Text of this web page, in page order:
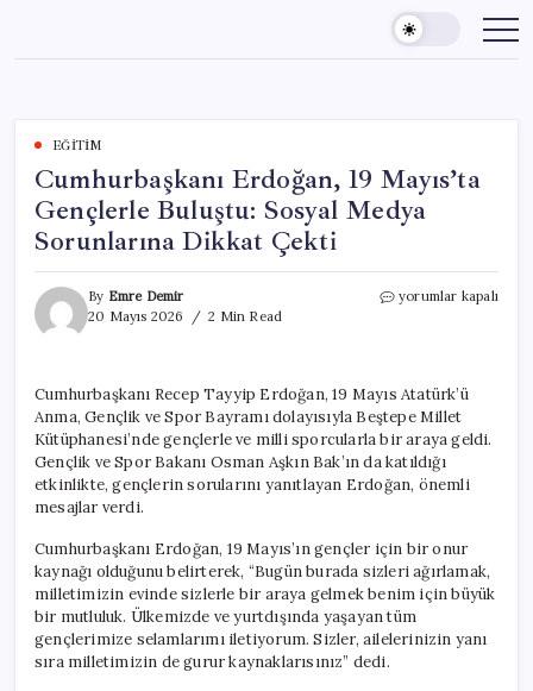
content
EĞITIM
Cumhurbaşkanı Erdoğan, 19 Mayıs’ta
Gençlerle Buluştu: Sosyal Medya
Sorunlarına Dikkat Çekti
By Emre Demir
20 Mayıs 2026
2 Min Read
Cumhurbaşkanı
Buluştu:
Sosyal
Medya
Sorunlarına
Dikkat
Çekti
yorumlar kapalı
Cumhurbaşkanı Recep Tayyip Erdoğan, 19 Mayıs Atatürk’ü
Anma, Gençlik ve Spor Bayramı dolayısıyla Beştepe Millet
Kütüphanesi’nde gençlerle ve milli sporcularla bir araya geldi.
Gençlik ve Spor Bakanı Osman Aşkın Bak’ın da katıldığı
etkinlikte, gençlerin sorularını yanıtlayan Erdoğan, önemli
mesajlar verdi.
Cumhurbaşkanı Erdoğan, 19 Mayıs’ın gençler için bir onur
kaynağı olduğunu belirterek, “Bugün burada sizleri ağırlamak,
milletimizin evinde sizlerle bir araya gelmek benim için büyük
bir mutluluk. Ülkemizde ve yurtdışında yaşayan tüm
gençlerimize selamlarımı iletiyorum. Sizler, ailelerinizin yanı
sıra milletimizin de gurur kaynaklarısınız” dedi.